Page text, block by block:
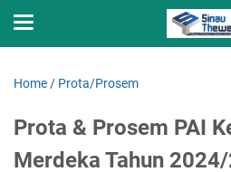
Home / Prota/Prosem
Prota & Prosem PAI
Merdeka Tahun